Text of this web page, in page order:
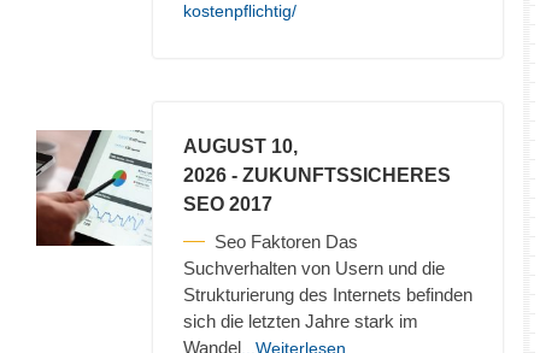
kostenpflichtig/
AUGUST 10,
2026 - ZUKUNFTSSICHERES
SEO 2017
Seo Faktoren Das
Suchverhalten von Usern und die
Strukturierung des Internets befinden
sich die letzten Jahre stark im
Wandel ...Weiterlesen